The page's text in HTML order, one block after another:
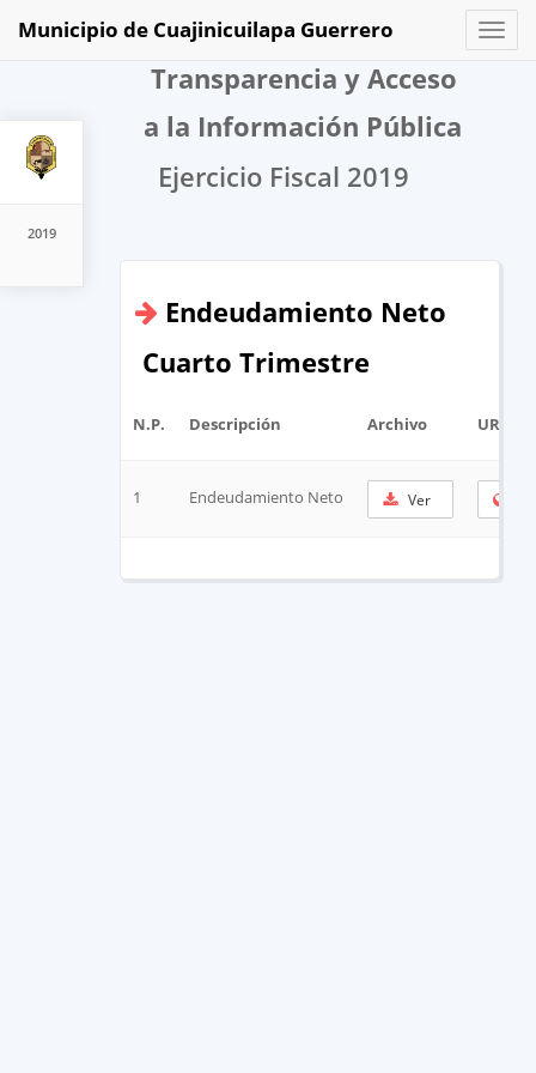
2019
Toggle
Municipio de Cuajinicuilapa Guerrero
Transparencia y Acceso
a la Información Pública
Ejercicio Fiscal 2019
Endeudamiento Neto
Cuarto Trimestre
N.P. Descripción Archivo URL
1 Endeudamiento Neto Ver